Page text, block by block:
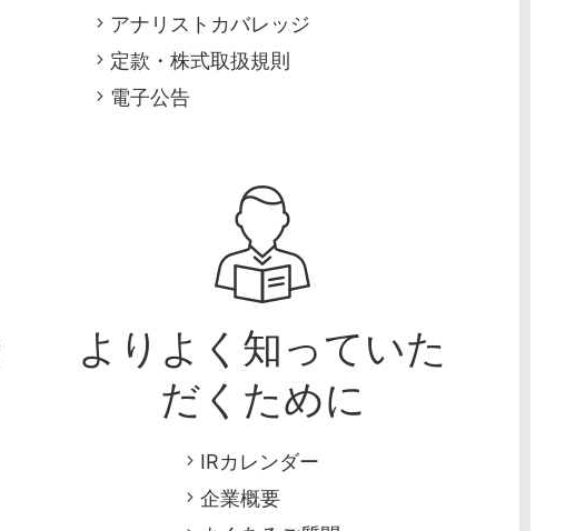
アナリストカバレッジ
定款・株式取扱規則
電子公告
よりよく知っていた
だくために
IRカレンダー
企業概要